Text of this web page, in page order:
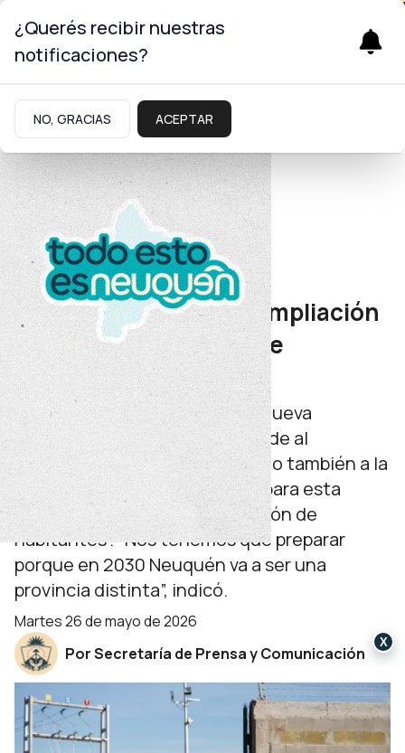
Energía
Inversión en obras
Figueroa inauguró la ampliación
del sistema eléctrico de
Senillosa
El gobernador remarcó que la nueva
infraestructura no sólo responde al
crecimiento de la localidad, sino también a la
necesidad de ejecutar obras “para esta
provincia que va a tener un millón de
habitantes”. “Nos tenemos que preparar
porque en 2030 Neuquén va a ser una
provincia distinta”, indicó.
martes 26 de mayo de 2026
Por Secretaría de Prensa y Comunicación
¿Querés recibir nuestras
notificaciones?
NO, GRACIAS ACEPTAR
X